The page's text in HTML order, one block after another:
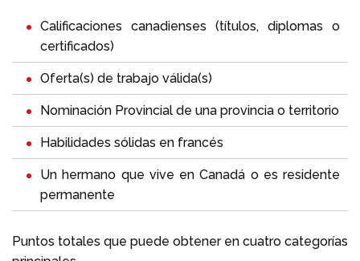
Calificaciones canadienses (títulos, diplomas o
certificados)
Oferta(s) de trabajo válida(s)
Nominación Provincial de una provincia o territorio
Habilidades sólidas en francés
Un hermano que vive en Canadá o es residente
permanente
Puntos totales que puede obtener en cuatro categorías